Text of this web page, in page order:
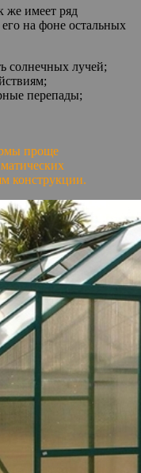
же имеет ряд
на фоне остальных
солнечных лучей;
перепады;
проще
конструкции.